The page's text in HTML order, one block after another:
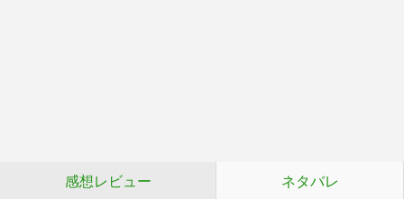
感想レビュー ネタバレ